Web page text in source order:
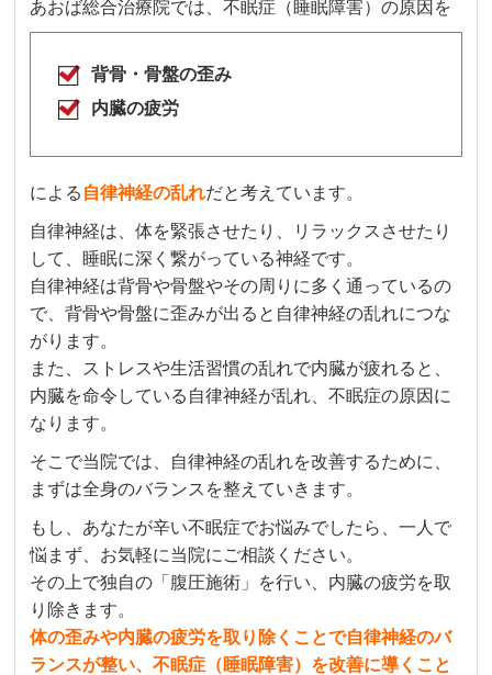
あおば総合治療院では、不眠症（睡眠障害）の原因を
背骨・骨盤の歪み
内臓の疲労
による 自律神経の乱れだと考えています。
自律神経は、体を緊張させたり、リラックスさせたり
して、睡眠に深く繋がっている神経です。
自律神経は背骨や骨盤やその周りに多く通っているの
で、背骨や骨盤に歪みが出ると自律神経の乱れにつな
がります。
また、ストレスや生活習慣の乱れで内臓が疲れると、
内臓を命令している自律神経が乱れ、不眠症の原因に
なります。
そこで当院では、自律神経の乱れを改善するために、
まずは全身のバランスを整えていきます。
もし、あなたが辛い不眠症でお悩みでしたら、一人で
悩まず、お気軽に当院にご相談ください。
その上で独自の「腹圧施術」を行い、内臓の疲労を取
り除きます。
体の歪みや内臓の疲労を取り除くことで自律神経のバ
ランスが整い、不眠症（睡眠障害）を改善に導くこと